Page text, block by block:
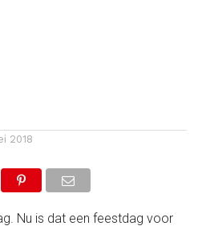
2018
Nu is dat een feestdag voor